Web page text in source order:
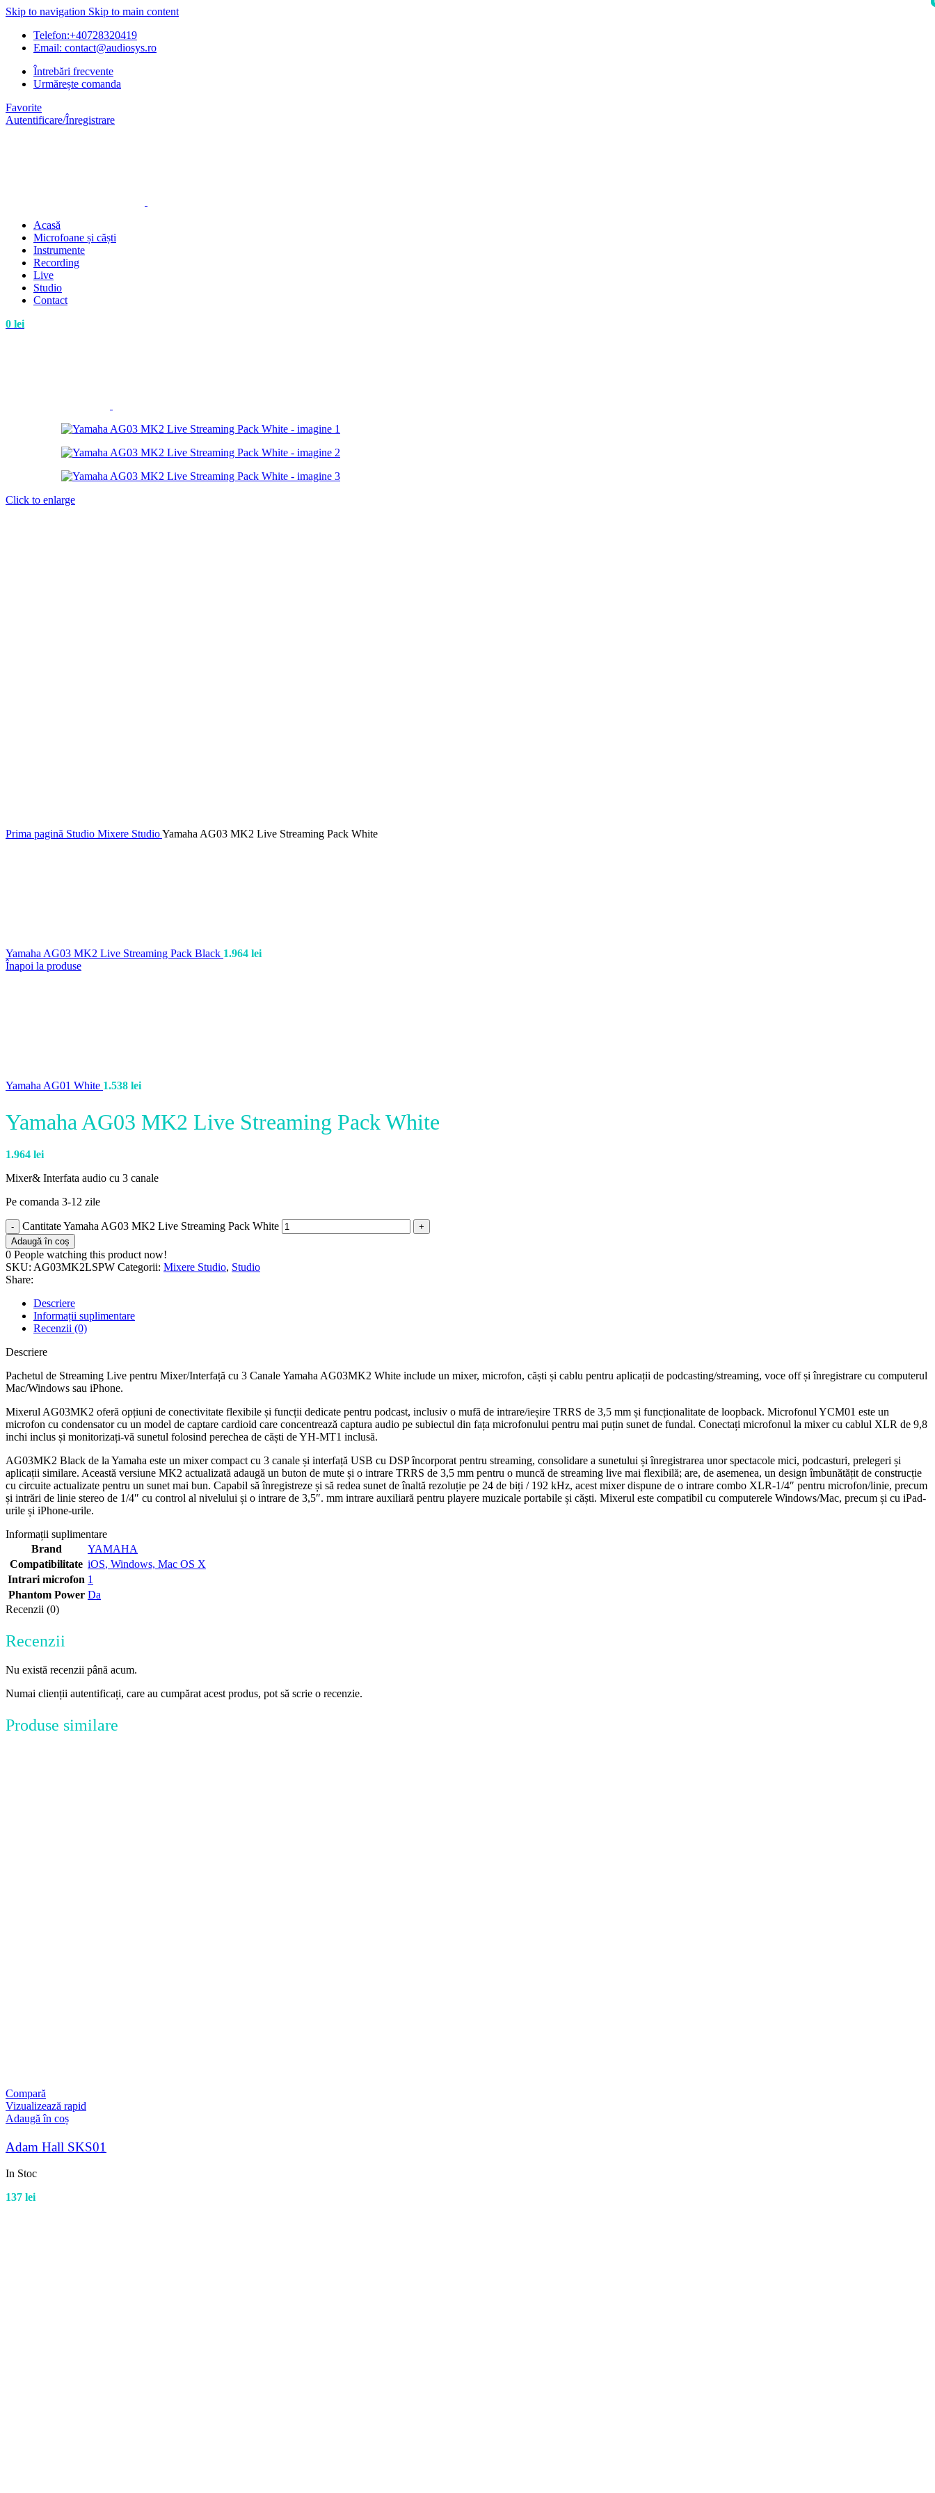
Skip to navigation Skip to main content
Telefon:+40728320419
Email: contact@audiosys.ro
Întrebări frecvente
Urmărește comanda
Favorite
Autentificare/Înregistrare
Acasă
Microfoane și căști
Instrumente
Recording
Live
Studio
Contact
0 lei
Click to enlarge
Prima pagină Studio Mixere StudioYamaha AG03 MK2 Live Streaming Pack White
Yamaha AG03 MK2 Live Streaming Pack Black 1.964 lei
Înapoi la produse
Yamaha AG01 White 1.538 lei
Yamaha AG03 MK2 Live Streaming Pack White
1.964 lei
Mixer& Interfata audio cu 3 canale
Pe comanda 3-12 zile
Cantitate Yamaha AG03 MK2 Live Streaming Pack White
Adaugă în coș
0 People watching this product now!
SKU: AG03MK2LSPW Categorii: Mixere Studio, Studio
Share:
Descriere
Informații suplimentare
Recenzii (0)
Descriere
Pachetul de Streaming Live pentru Mixer/Interfață cu 3 Canale Yamaha AG03MK2 White include un mixer, microfon, căști și cablu pentru aplicații de podcasting/streaming, voce off și înregistrare cu computerul
Mac/Windows sau iPhone.
Mixerul AG03MK2 oferă opțiuni de conectivitate flexibile și funcții dedicate pentru podcast, inclusiv o mufă de intrare/ieșire TRRS de 3,5 mm și funcționalitate de loopback. Microfonul YCM01 este un
microfon cu condensator cu un model de captare cardioid care concentrează captura audio pe subiectul din fața microfonului pentru mai puțin sunet de fundal. Conectați microfonul la mixer cu cablul XLR de 9,8
inchi inclus și monitorizați-vă sunetul folosind perechea de căști de YH-MT1 inclusă.
AG03MK2 Black de la Yamaha este un mixer compact cu 3 canale și interfață USB cu DSP încorporat pentru streaming, consolidare a sunetului și înregistrarea unor spectacole mici, podcasturi, prelegeri și
aplicații similare. Această versiune MK2 actualizată adaugă un buton de mute și o intrare TRRS de 3,5 mm pentru o muncă de streaming live mai flexibilă; are, de asemenea, un design îmbunătățit de construcție
cu circuite actualizate pentru un sunet mai bun. Capabil să înregistreze și să redea sunet de înaltă rezoluție pe 24 de biți / 192 kHz, acest mixer dispune de o intrare combo XLR-1/4″ pentru microfon/linie, precum
și intrări de linie stereo de 1/4″ cu control al nivelului și o intrare de 3,5″. mm intrare auxiliară pentru playere muzicale portabile și căști. Mixerul este compatibil cu computerele Windows/Mac, precum și cu iPad-
urile și iPhone-urile.
Informații suplimentare
Brand
YAMAHA
Compatibilitate iOS, Windows, Mac OS X
Intrari microfon 1
Phantom Power Da
Recenzii (0)
Recenzii
Nu există recenzii până acum.
Numai clienții autentificați, care au cumpărat acest produs, pot să scrie o recenzie.
Produse similare
Compară
Vizualizează rapid
Adaugă în coș
Adam Hall SKS01
In Stoc
137 lei